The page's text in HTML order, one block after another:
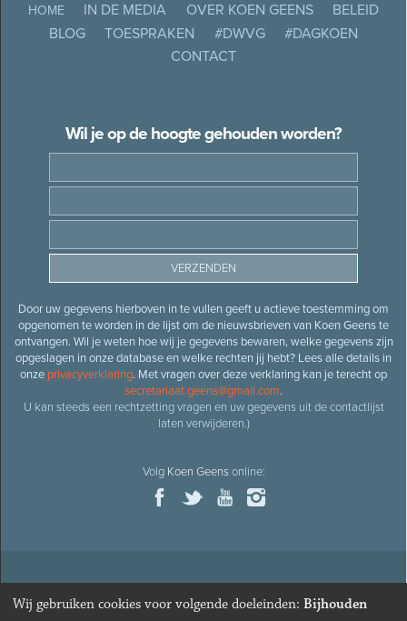
HOME IN DE MEDIA OVER KOEN GEENS
BELEID
BLOG
TOESPRAKEN #DWVG
#DAGKOEN
CONTACT
Wil je op de hoogte gehouden worden?
Door uw gegevens hierboven in te vullen geeft u actieve toestemming om
opgenomen te worden in de lijst om de nieuwsbrieven van Koen Geens te
ontvangen. Wil je weten hoe wij je gegevens bewaren, welke gegevens zijn
opgeslagen in onze database en welke rechten jij hebt? Lees alle details in
onze privacyverklaring. Met vragen over deze verklaring kan je terecht op
secretariaat.geens@gmail.com.
U kan steeds een rechtzetting vragen en uw gegevens uit de contactlijst
laten verwijderen.)
Volg Koen Geensonline:
© 2026Oud-minister en ere-volksvertegenwoordiger Koen
· Alle rechten voorbehouden · Cookies wijzigen
Wij gebruiken cookies voor volgende doeleinden: Bijhouden